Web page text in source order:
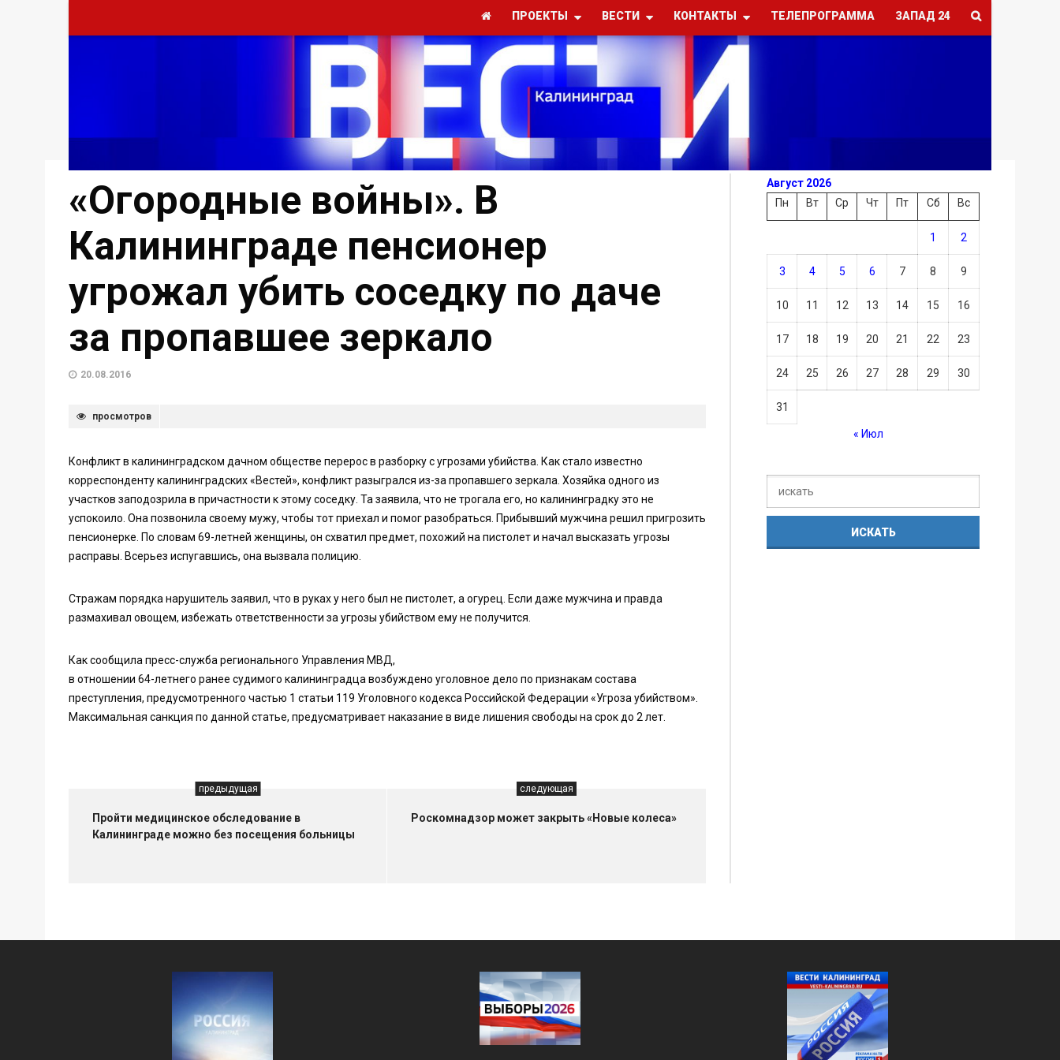
ПРОЕКТЫ ВЕСТИ КОНТАКТЫ ТЕЛЕПРОГРАММА ЗАПАД 24
«Огородные войны». В
Калининграде пенсионер
угрожал убить соседку по даче
за пропавшее зеркало
20.08.2016
просмотров
Конфликт в калининградском дачном обществе перерос в разборку с угрозами убийства. Как стало известно
корреспонденту калининградских «Вестей», конфликт разыгрался из-за пропавшего зеркала. Хозяйка одного из
участков заподозрила в причастности к этому соседку. Та заявила, что не трогала его, но калининградку это не
успокоило. Она позвонила своему мужу, чтобы тот приехал и помог разобраться. Прибывший мужчина решил пригрозить
пенсионерке. По словам 69-летней женщины, он схватил предмет, похожий на пистолет и начал высказать угрозы
расправы. Всерьез испугавшись, она вызвала полицию.
Стражам порядка нарушитель заявил, что в руках у него был не пистолет, а огурец. Если даже мужчина и правда
размахивал овощем, избежать ответственности за угрозы убийством ему не получится.
Как сообщила пресс-служба регионального Управления МВД,
в отношении 64-летнего ранее судимого калининградца возбуждено уголовное дело по признакам состава
преступления, предусмотренного частью 1 статьи 119 Уголовного кодекса Российской Федерации «Угроза убийством».
Максимальная санкция по данной статье, предусматривает наказание в виде лишения свободы на срок до 2 лет.
предыдущая
Пройти медицинское обследование в
Калининграде можно без посещения больницы
следующая
Роскомнадзор может закрыть «Новые колеса»
Август 2026
Пн
Вт Ср Чт Пт Сб Вс
1 2
3 4 5 6 7 8 9
10 11 12 13 14 15 16
17 18 19 20 21 22 23
24 25 26 27 28 29 30
31
« Июл